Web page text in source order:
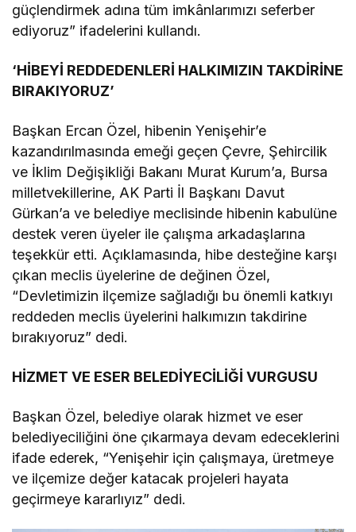
güçlendirmek adına tüm imkânlarımızı seferber
ediyoruz” ifadelerini kullandı.
‘HİBEYİ REDDEDENLERİ HALKIMIZIN TAKDİRİNE
BIRAKIYORUZ’
Başkan Ercan Özel, hibenin Yenişehir’e
kazandırılmasında emeği geçen Çevre, Şehircilik
ve İklim Değişikliği Bakanı Murat Kurum’a, Bursa
milletvekillerine, AK Parti İl Başkanı Davut
Gürkan’a ve belediye meclisinde hibenin kabulüne
destek veren üyeler ile çalışma arkadaşlarına
teşekkür etti. Açıklamasında, hibe desteğine karşı
çıkan meclis üyelerine de değinen Özel,
“Devletimizin ilçemize sağladığı bu önemli katkıyı
reddeden meclis üyelerini halkımızın takdirine
bırakıyoruz” dedi.
HİZMET VE ESER BELEDİYECİLİĞİ VURGUSU
Başkan Özel, belediye olarak hizmet ve eser
belediyeciliğini öne çıkarmaya devam edeceklerini
ifade ederek, “Yenişehir için çalışmaya, üretmeye
ve ilçemize değer katacak projeleri hayata
geçirmeye kararlıyız” dedi.